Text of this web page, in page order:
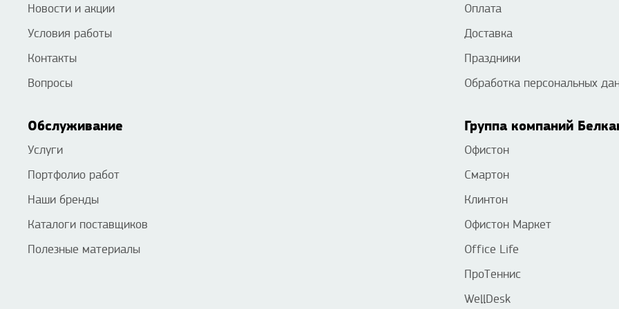
Новости и акции
Условия работы
Контакты
Вопросы
Оплата
Доставка
Праздники
Обработка персональных
Обслуживание
Услуги
Портфолио работ
Наши бренды
Каталоги поставщиков
Полезные материалы
Группа компаний
Офистон
Смартон
Клинтон
Офистон Маркет
Office Life
ПроТеннис
WellDesk